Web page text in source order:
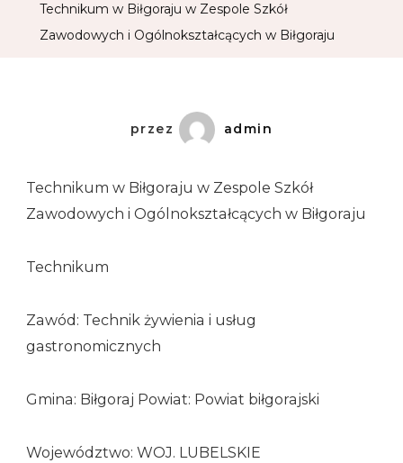
Technikum w Biłgoraju w Zespole Szkół
Zawodowych i Ogólnokształcących w Biłgoraju
przez admin
Technikum w Biłgoraju w Zespole Szkół
Zawodowych i Ogólnokształcących w Biłgoraju
Technikum
Zawód: Technik żywienia i usług
gastronomicznych
Gmina: Biłgoraj Powiat: Powiat biłgorajski
Województwo: WOJ. LUBELSKIE